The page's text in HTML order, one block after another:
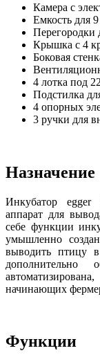
Камера с
Емкость для
Перегородки
Крышка с 4
Боковая
4 лотка под
Подстилка
4 опорных
3 ручки для
Назначение
Инкубатор
аппарат для
себе функции
умышленно
выводить птицу
дополнительно
начинающих
Функции